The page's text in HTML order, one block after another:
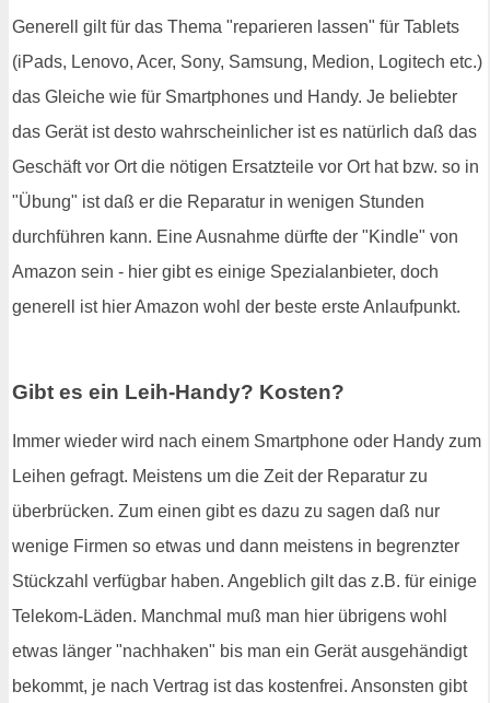
Generell gilt für das Thema "reparieren lassen" für Tablets
(iPads, Lenovo, Acer, Sony, Samsung, Medion, Logitech etc.)
das Gleiche wie für Smartphones und Handy. Je beliebter
das Gerät ist desto wahrscheinlicher ist es natürlich daß das
Geschäft vor Ort die nötigen Ersatzteile vor Ort hat bzw. so in
"Übung" ist daß er die Reparatur in wenigen Stunden
durchführen kann. Eine Ausnahme dürfte der "Kindle" von
Amazon sein - hier gibt es einige Spezialanbieter, doch
generell ist hier Amazon wohl der beste erste Anlaufpunkt.
Gibt es ein Leih-Handy? Kosten?
Immer wieder wird nach einem Smartphone oder Handy zum
Leihen gefragt. Meistens um die Zeit der Reparatur zu
überbrücken. Zum einen gibt es dazu zu sagen daß nur
wenige Firmen so etwas und dann meistens in begrenzter
Stückzahl verfügbar haben. Angeblich gilt das z.B. für einige
Telekom-Läden. Manchmal muß man hier übrigens wohl
etwas länger "nachhaken" bis man ein Gerät ausgehändigt
bekommt, je nach Vertrag ist das kostenfrei. Ansonsten gibt